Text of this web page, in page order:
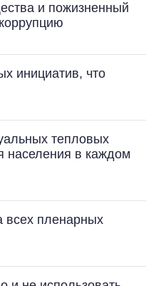
и пожизненный
инициатив, что
тепловых
населения в каждом
всех пленарных
лет: кто и как долго
занимал